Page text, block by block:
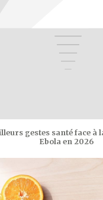
gestes santé face à
Ebola en 2026